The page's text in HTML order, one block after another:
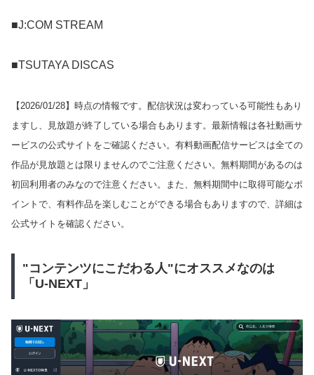
■J:COM STREAM
■TSUTAYA DISCAS
【 2026/01/28】時点の情報です。配信状況は変わっている可能性もあり
ますし、見放題が終了している場合もあります。最新情報は各社動画サ
ービスの公式サイトをご確認ください。有料動画配信サービスは全ての
作品が見放題とは限りませんのでご注意ください。無料期間があるのは
初回利用者のみなので注意ください。また、無料期間中に取得可能なポ
イントで、有料作品を楽しむことができる場合もありますので、詳細は
公式サイトを確認ください。
"コンテンツにこだわる人"にオススメなのは
「U-NEXT」